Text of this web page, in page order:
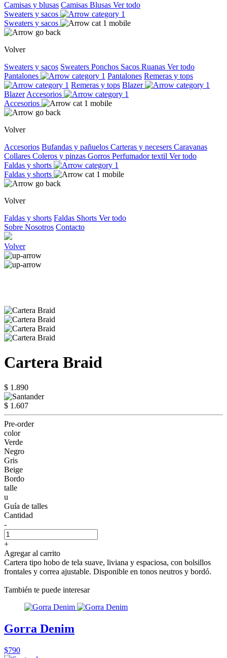
Camisas y blusas Camisas Blusas Ver todo
Sweaters y sacos
Sweaters y sacos
Volver
Sweaters y sacos Sweaters Ponchos Sacos Ruanas Ver todo
Pantalones
Pantalones Remeras y tops
Remeras y tops Blazer
Blazer Accesorios
Accesorios
Volver
Accesorios Bufandas y pañuelos Carteras y necesers Caravanas
Collares Coleros y pinzas Gorros Perfumador textil Ver todo
Faldas y shorts
Faldas y shorts
Volver
Faldas y shorts Faldas Shorts Ver todo
Sobre Nosotros Contacto
Volver
Cartera Braid
$ 1.890
$ 1.607
Pre-order
color
Verde
Negro
Gris
Beige
Bordo
talle
u
Guía de talles
Cantidad
-
+
Agregar al carrito
Cartera tipo hobo de tela suave, liviana y espaciosa, con bolsillos
frontales y correa ajustable. Disponible en tonos neutros y bordó.
También te puede interesar
Gorra Denim
$790